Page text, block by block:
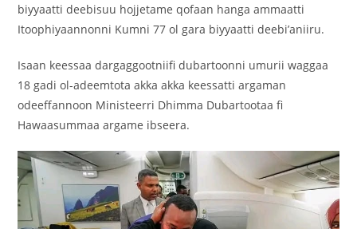
biyyaatti deebisuu hojjetame qofaan hanga ammaatti
Itoophiyaannonni Kumni 77 ol gara biyyaatti deebi’aniiru.
Isaan keessaa dargaggootniifi dubartoonni umurii waggaa
18 gadi ol-adeemtota akka akka keessatti argaman
odeeffannoon Ministeerri Dhimma Dubartootaa fi
Hawaasummaa argame ibseera.